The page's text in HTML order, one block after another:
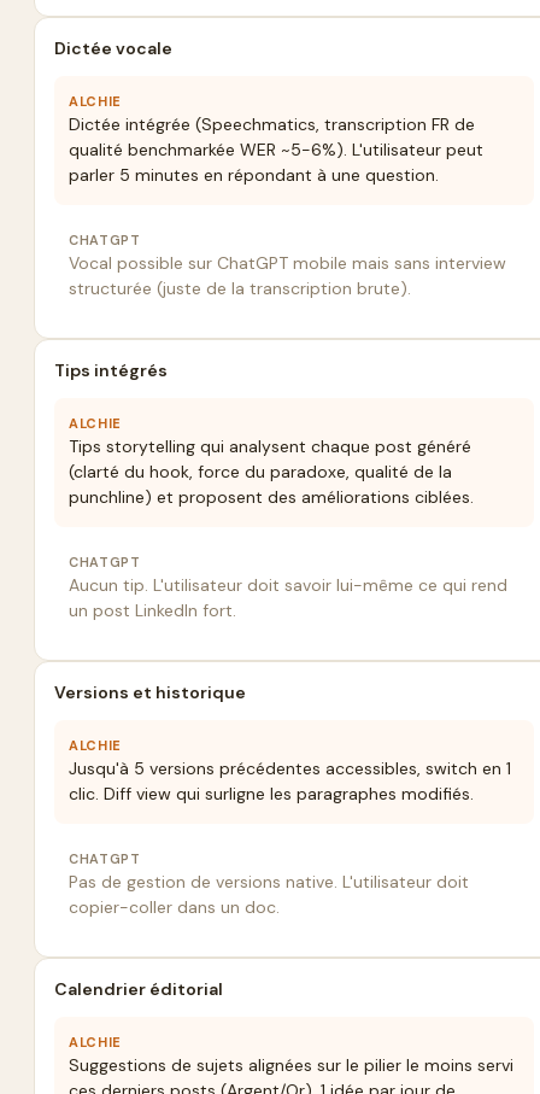
Dictée vocale
ALCHIE
Dictée intégrée (Speechmatics, transcription FR de
qualité benchmarkée WER ~5-6%). L'utilisateur peut
parler 5 minutes en répondant à une question.
CHATGPT
Vocal possible sur ChatGPT mobile mais sans interview
structurée (juste de la transcription brute).
Tips intégrés
ALCHIE
Tips storytelling qui analysent chaque post généré
(clarté du hook, force du paradoxe, qualité de la
punchline) et proposent des améliorations ciblées.
CHATGPT
Aucun tip. L'utilisateur doit savoir lui-même ce qui rend
un post LinkedIn fort.
Versions et historique
ALCHIE
Jusqu'à 5 versions précédentes accessibles, switch en 1
clic. Diff view qui surligne les paragraphes modifiés.
CHATGPT
Pas de gestion de versions native. L'utilisateur doit
copier-coller dans un doc.
Calendrier éditorial
ALCHIE
Suggestions de sujets alignées sur le pilier le moins servi